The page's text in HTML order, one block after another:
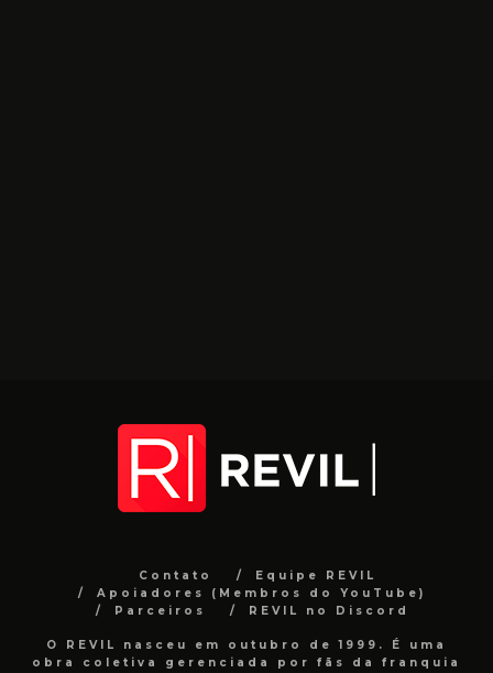
Contato
Equipe REVIL
Apoiadores (Membros do YouTube)
Parceiros
REVIL no Discord
O REVIL nasceu em outubro de 1999. É uma
obra coletiva gerenciada por fãs da franquia